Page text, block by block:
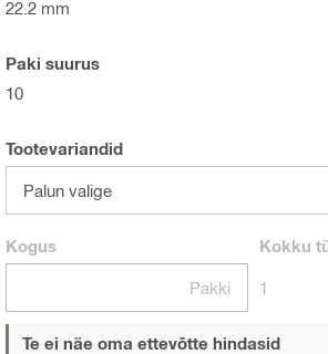
22.2 mm
Paki suurus
10
Tootevariandid
Palun valige
Kogus
Pakki
Kokku
1
Te ei näe oma ettevõtte hindasid